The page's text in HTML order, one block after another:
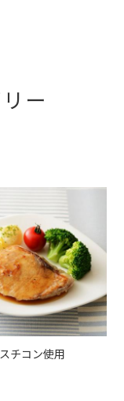
ー
スチコン使用